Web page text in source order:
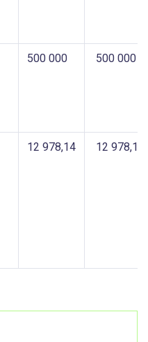
500 000 500 000
12 978,14 12 978,14